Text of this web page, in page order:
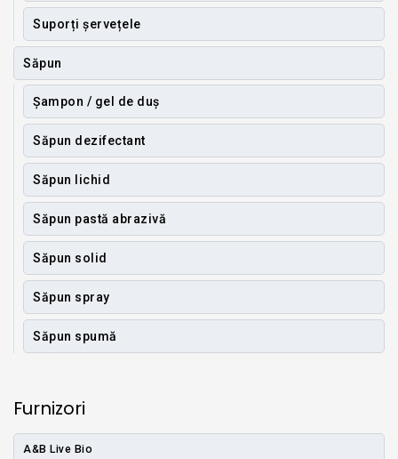
Suporți șervețele
Săpun
Șampon / gel de duș
Săpun dezifectant
Săpun lichid
Săpun pastă abrazivă
Săpun solid
Săpun spray
Săpun spumă
Furnizori
A&B Live Bio